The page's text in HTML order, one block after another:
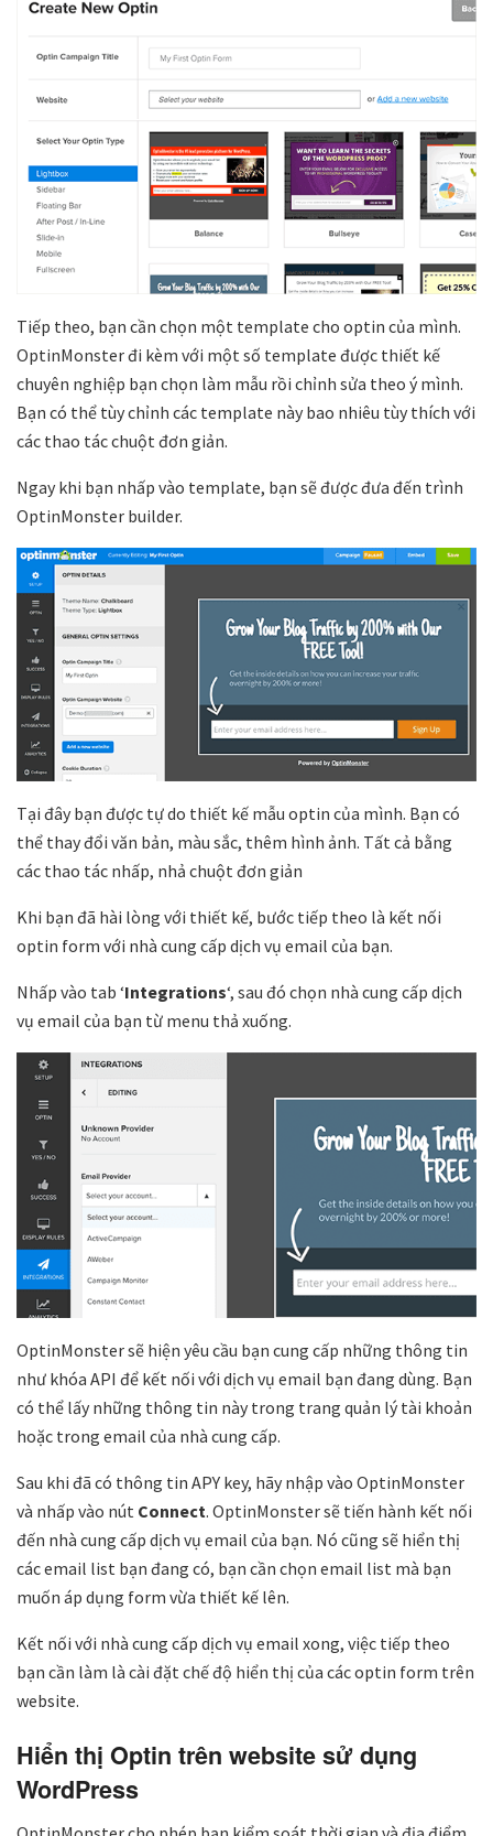
Tiếp theo, bạn cần chọn một template cho optin của mình.
OptinMonster đi kèm với một số template được thiết kế
chuyên nghiệp bạn chọn làm mẫu rồi chỉnh sửa theo ý mình.
Bạn có thể tùy chỉnh các template này bao nhiêu tùy thích với
các thao tác chuột đơn giản.
Ngay khi bạn nhấp vào template, bạn sẽ được đưa đến trình
OptinMonster builder.
Tại đây bạn được tự do thiết kế mẫu optin của mình. Bạn có
thể thay đổi văn bản, màu sắc, thêm hình ảnh. Tất cả bằng
các thao tác nhấp, nhả chuột đơn giản
Khi bạn đã hài lòng với thiết kế, bước tiếp theo là kết nối
optin form với nhà cung cấp dịch vụ email của bạn.
Nhấp vào tab ‘Integrations‘, sau đó chọn nhà cung cấp dịch
vụ email của bạn từ menu thả xuống.
OptinMonster sẽ hiện yêu cầu bạn cung cấp những thông tin
như khóa API để kết nối với dịch vụ email bạn đang dùng. Bạn
có thể lấy những thông tin này trong trang quản lý tài khoản
hoặc trong email của nhà cung cấp.
Sau khi đã có thông tin APY key, hãy nhập vào OptinMonster
và nhấp vào nút Connect. OptinMonster sẽ tiến hành kết nối
đến nhà cung cấp dịch vụ email của bạn. Nó cũng sẽ hiển thị
các email list bạn đang có, bạn cần chọn email list mà bạn
muốn áp dụng form vừa thiết kế lên.
Kết nối với nhà cung cấp dịch vụ email xong, việc tiếp theo
bạn cần làm là cài đặt chế độ hiển thị của các optin form trên
website.
Hiển thị Optin trên website sử dụng
WordPress